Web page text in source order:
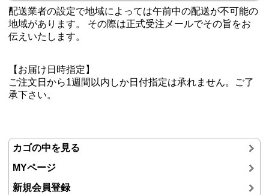
配送業者の設定で地域によっては午前中の配送が不可能の
地域があります。 その際は正式受注メールでその旨をお
伝えいたします。
【お届け日時指定】
ご注文日から1週間以内しか日付指定は承れません。ご了
承下さい。
カゴの中を見る
MYページ
新規会員登録